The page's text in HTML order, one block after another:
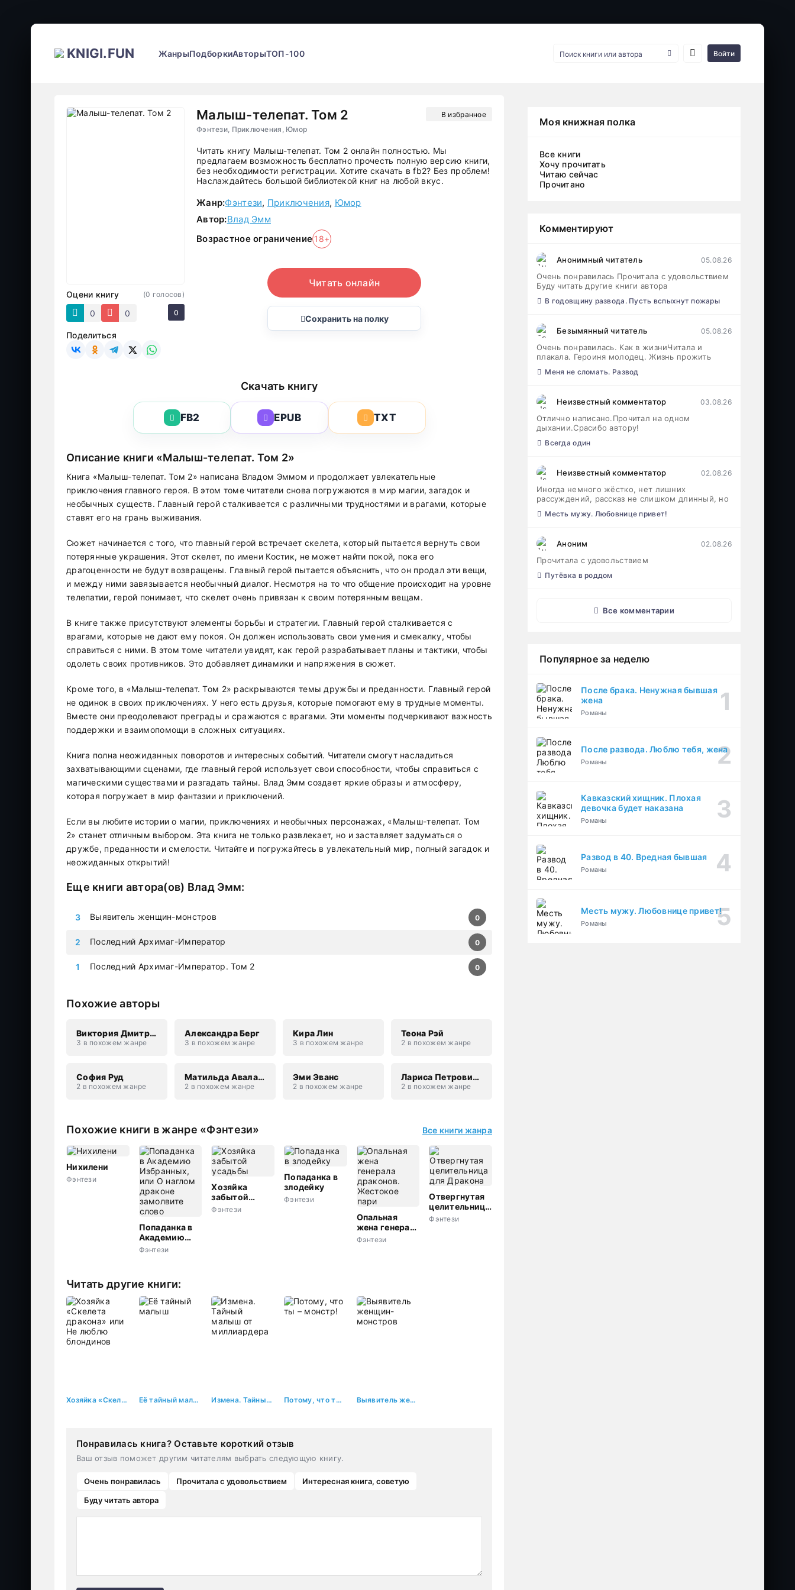
KNIGI.FUN ЖанрыПодборкиАвторыТОП-100 Войти
Малыш-телепат. Том 2
Фэнтези, Приключения, Юмор
В избранное
Оцени книгу
0
0
(0 голосов)
0
Поделиться
Читать книгу Малыш-телепат. Том 2 онлайн полностью. Мы
предлагаем возможность бесплатно прочесть полную версию книги,
без необходимости регистрации. Хотите скачать в fb2? Без проблем!
Наслаждайтесь большой библиотекой книг на любой вкус.
Жанр:Фэнтези, Приключения, Юмор
Автор:Влад Эмм
Возрастное ограничение 18+
Читать онлайн
Сохранить на полку
Скачать книгу
FB2 EPUB TXT
Описание книги «Малыш-телепат. Том 2»
Книга «Малыш-телепат. Том 2» написана Владом Эммом и продолжает увлекательные
приключения главного героя. В этом томе читатели снова погружаются в мир магии, загадок и
необычных существ. Главный герой сталкивается с различными трудностями и врагами, которые
ставят его на грань выживания.
Сюжет начинается с того, что главный герой встречает скелета, который пытается вернуть свои
потерянные украшения. Этот скелет, по имени Костик, не может найти покой, пока его
драгоценности не будут возвращены. Главный герой пытается объяснить, что он продал эти вещи,
и между ними завязывается необычный диалог. Несмотря на то что общение происходит на уровне
телепатии, герой понимает, что скелет очень привязан к своим потерянным вещам.
В книге также присутствуют элементы борьбы и стратегии. Главный герой сталкивается с
врагами, которые не дают ему покоя. Он должен использовать свои умения и смекалку, чтобы
справиться с ними. В этом томе читатели увидят, как герой разрабатывает планы и тактики, чтобы
одолеть своих противников. Это добавляет динамики и напряжения в сюжет.
Кроме того, в «Малыш-телепат. Том 2» раскрываются темы дружбы и преданности. Главный герой
не одинок в своих приключениях. У него есть друзья, которые помогают ему в трудные моменты.
Вместе они преодолевают преграды и сражаются с врагами. Эти моменты подчеркивают важность
поддержки и взаимопомощи в сложных ситуациях.
Книга полна неожиданных поворотов и интересных событий. Читатели смогут насладиться
захватывающими сценами, где главный герой использует свои способности, чтобы справиться с
магическими существами и разгадать тайны. Влад Эмм создает яркие образы и атмосферу,
которая погружает в мир фантазии и приключений.
Если вы любите истории о магии, приключениях и необычных персонажах, «Малыш-телепат. Том
2» станет отличным выбором. Эта книга не только развлекает, но и заставляет задуматься о
дружбе, преданности и смелости. Читайте и погружайтесь в увлекательный мир, полный загадок и
неожиданных открытий!
Еще книги автора(ов) Влад Эмм:
Последний Архимаг-Император. Том 2 0
Последний Архимаг-Император 0
Выявитель женщин-монстров 0
Похожие авторы
Виктория Дмитриевна Свободина
3 в похожем жанре
Александра Берг
3 в похожем жанре
Кира Лин
3 в похожем жанре
Теона Рэй
2 в похожем жанре
София Руд
2 в похожем жанре
Матильда Аваланж
2 в похожем жанре
Эми Эванс
2 в похожем жанре
Лариса Петровичева
2 в похожем жанре
Похожие книги в жанре «Фэнтези» Все книги жанра
Нихилени
Фэнтези
Попаданка в
Академию
Избранных,
слово
Фэнтези
Хозяйка
забытой
усадьбы
Фэнтези
Попаданка в
злодейку
Фэнтези
Опальная
жена генерала
драконов.
Фэнтези
Отвергнутая
целительница
для Дракона
Фэнтези
Читать другие книги:
Хозяйка «Скелета дракона» или Не люблю блондинов Её тайный малыш Измена. Тайный малыш от миллиардера Потому, что ты – монстр! Выявитель женщин-монстров
Понравилась книга? Оставьте короткий отзыв
Ваш отзыв поможет другим читателям выбрать следующую книгу.
Очень понравилась Прочитала с удовольствием
Интересная книга, советую
Буду читать автора
Моя книжная полка
Все книги
Хочу прочитать
Читаю сейчас
Прочитано
Комментируют
Анонимный читатель 05.08.26
Очень понравилась Прочитала с удовольствием
Буду читать другие книги автора
В годовщину развода. Пусть вспыхнут пожары
Безымянный читатель 05.08.26
Очень понравилась. Как в жизниЧитала и
плакала. Героиня молодец. Жизнь прожить
Меня не сломать. Развод
Неизвестный комментатор 03.08.26
Отлично написано.Прочитал на одном
дыхании.Срасибо автору!
Всегда один
Неизвестный комментатор 02.08.26
Иногда немного жёстко, нет лишних
рассуждений, рассказ не слишком длинный, но
Месть мужу. Любовнице привет!
Аноним 02.08.26
Прочитала с удовольствием
Путёвка в роддом
Все комментарии
Популярное за неделю
После брака. Ненужная бывшая
жена
Романы
После развода. Люблю тебя, жена
Романы
Кавказский хищник. Плохая
девочка будет наказана
Романы
Развод в 40. Вредная бывшая
Романы
Месть мужу. Любовнице привет!
Романы